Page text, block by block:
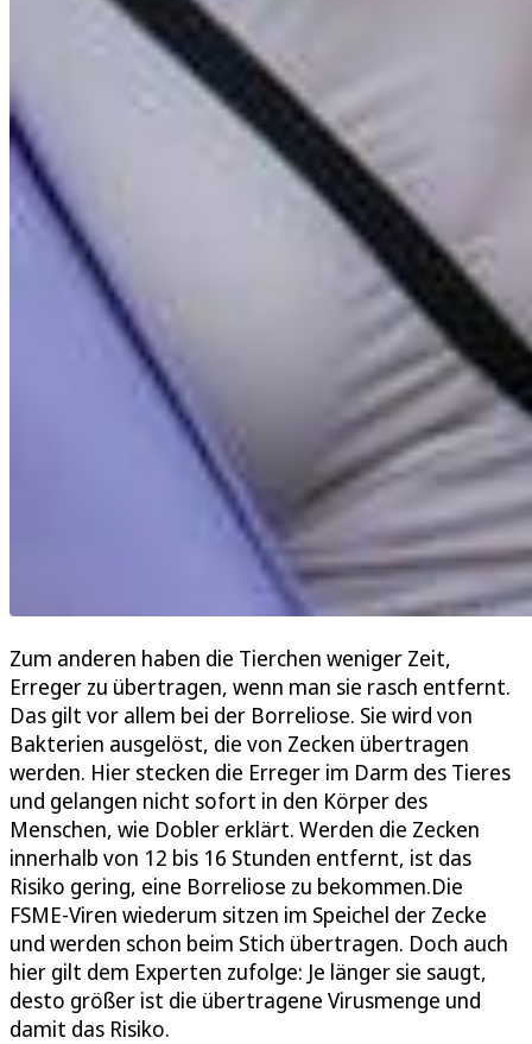
Zum anderen haben die Tierchen weniger Zeit,
Erreger zu übertragen, wenn man sie rasch entfernt.
Das gilt vor allem bei der Borreliose. Sie wird von
Bakterien ausgelöst, die von Zecken übertragen
werden. Hier stecken die Erreger im Darm des Tieres
und gelangen nicht sofort in den Körper des
Menschen, wie Dobler erklärt. Werden die Zecken
innerhalb von 12 bis 16 Stunden entfernt, ist das
Risiko gering, eine Borreliose zu bekommen.Die
FSME-Viren wiederum sitzen im Speichel der Zecke
und werden schon beim Stich übertragen. Doch auch
hier gilt dem Experten zufolge: Je länger sie saugt,
desto größer ist die übertragene Virusmenge und
damit das Risiko.